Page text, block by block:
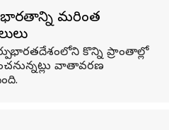
భారతాన్ని మరింత
భారతదేశంలోని కొన్ని ప్రాంతాల్లో
వాతావరణ